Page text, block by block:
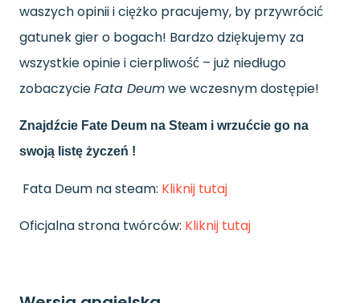
waszych opinii i ciężko pracujemy, by przywrócić
gatunek gier o bogach! Bardzo dziękujemy za
wszystkie opinie i cierpliwość – już niedługo
zobaczycieFata Deumwe wczesnym dostępie!
Znajdźcie Fate Deum na Steam i wrzućcie go na
swoją listę życzeń !
Fata Deum na steam: Kliknij tutaj
Oficjalna strona twórców: Kliknij tutaj